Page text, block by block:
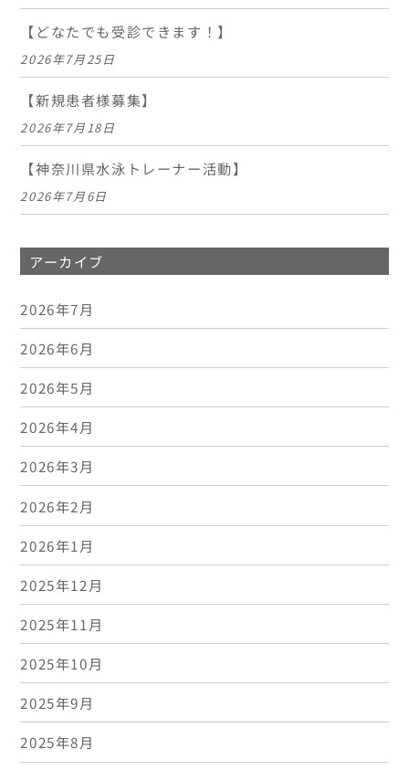
【どなたでも受診できます！】
2026年7月25日
【新規患者様募集】
2026年7月18日
【神奈川県水泳トレーナー活動】
2026年7月6日
アーカイブ
2026年7月
2026年6月
2026年5月
2026年4月
2026年3月
2026年2月
2026年1月
2025年12月
2025年11月
2025年10月
2025年9月
2025年8月